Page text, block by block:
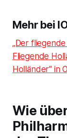
Mehr bei
„Der
Fliegende
Holländer“ in
Wie